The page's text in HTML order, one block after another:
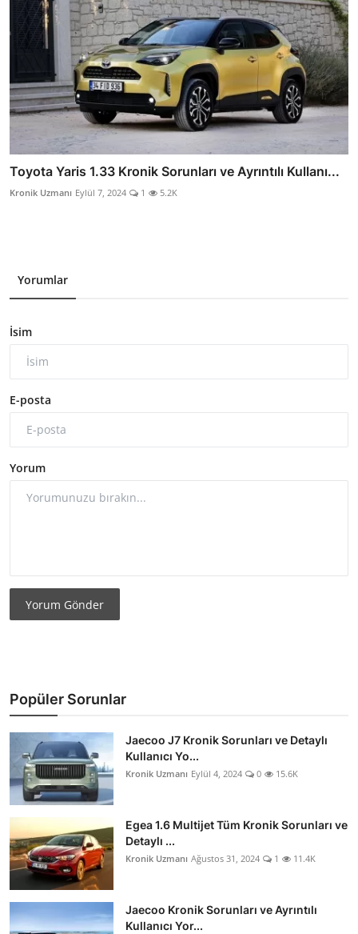
Toyota Yaris 1.33 Kronik Sorunları ve Ayrıntılı Kullanı...
Kronik Uzmanı Eylül 7, 2024 1 5.2K
Yorumlar
İsim
E-posta
Yorum
Yorum Gönder
Popüler Sorunlar
Jaecoo J7 Kronik Sorunları ve Detaylı
Kullanıcı Yo...
Kronik Uzmanı Eylül 4, 2024 0 15.6K
Egea 1.6 Multijet Tüm Kronik Sorunları ve
Detaylı ...
Kronik Uzmanı Ağustos 31, 2024 1 11.4K
Jaecoo Kronik Sorunları ve Ayrıntılı
Kullanıcı Yor...